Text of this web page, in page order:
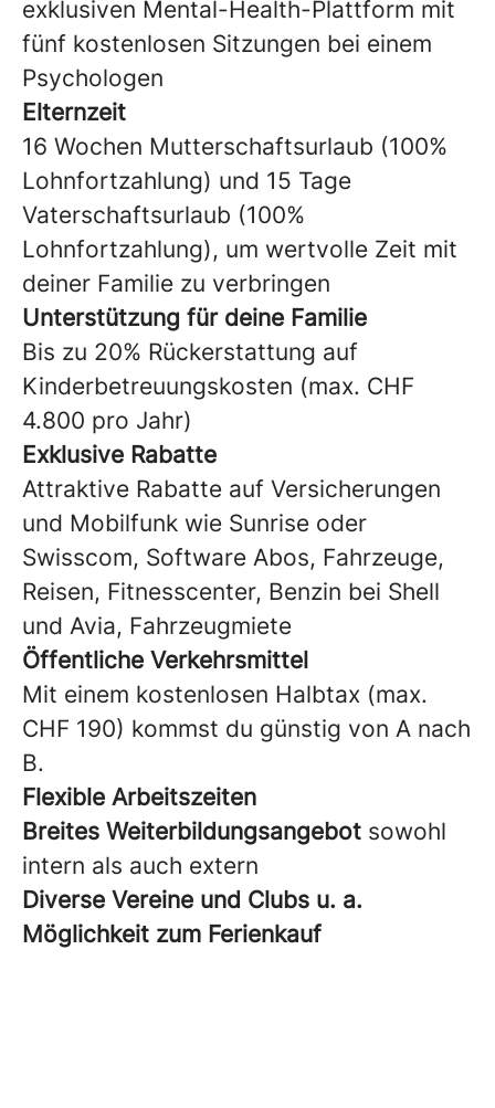
exklusiven Mental-Health-Plattform mit
fünf kostenlosen Sitzungen bei einem
Psychologen
Elternzeit
16 Wochen Mutterschaftsurlaub (100%
Lohnfortzahlung) und 15 Tage
Vaterschaftsurlaub (100%
Lohnfortzahlung), um wertvolle Zeit mit
deiner Familie zu verbringen
Unterstützung für deine Familie
Bis zu 20% Rückerstattung auf
Kinderbetreuungskosten (max. CHF
4.800 pro Jahr)
Exklusive Rabatte
Attraktive Rabatte auf Versicherungen
und Mobilfunk wie Sunrise oder
Swisscom, Software Abos, Fahrzeuge,
Reisen, Fitnesscenter, Benzin bei Shell
und Avia, Fahrzeugmiete
Öffentliche Verkehrsmittel
Mit einem kostenlosen Halbtax (max.
CHF 190) kommst du günstig von A nach
B.
Flexible Arbeitszeiten
Breites Weiterbildungsangebot sowohl
intern als auch extern
Diverse Vereine und Clubs u. a.
Möglichkeit zum Ferienkauf